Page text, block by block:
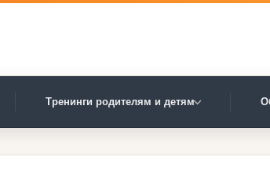
Тренинги родителям и детям